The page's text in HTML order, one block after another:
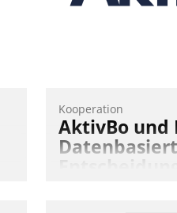
Kooperation
AktivBo und